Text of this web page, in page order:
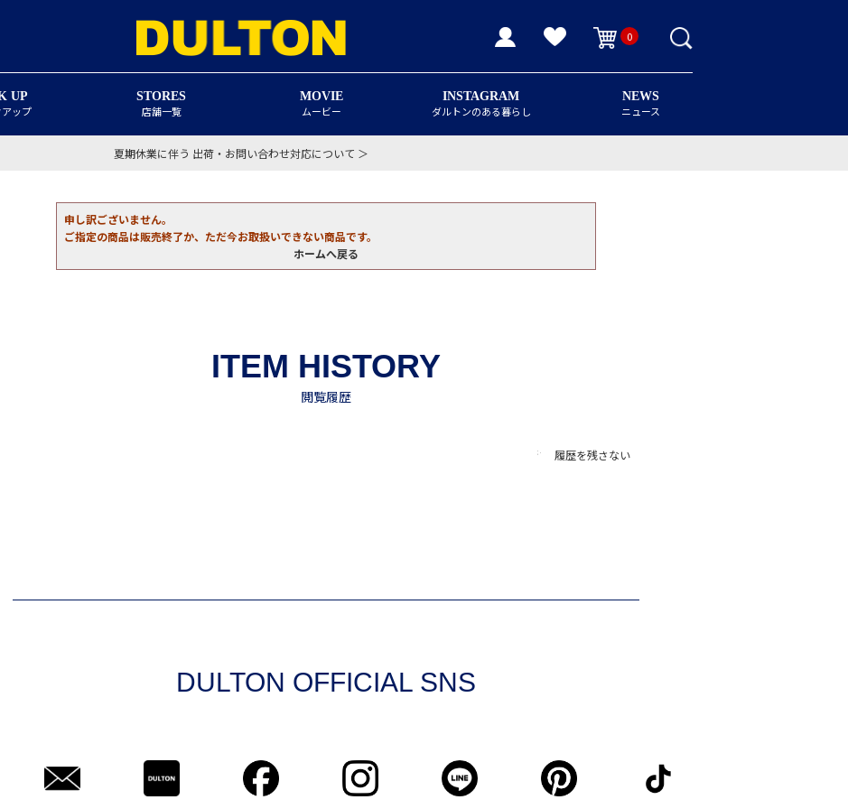
0
UP
ップ
STORES
店舗一覧
MOVIE
ムービー
INSTAGRAM
ダルトンのある暮らし
NEWS
ニュース
夏期休業に伴う 出荷・お問い合わせ対応について ＞
申し訳ございません。
ご指定の商品は販売終了か、ただ今お取扱いできない商品です。
ホームへ戻る
履歴を残さない
DULTON OFFICIAL SNS